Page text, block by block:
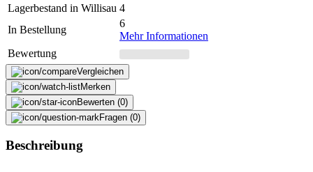
Lagerbestand in Willisau 4
In Bestellung
6
Mehr Informationen
Bewertung
Vergleichen
Merken
Bewerten (0)
Fragen (0)
Beschreibung